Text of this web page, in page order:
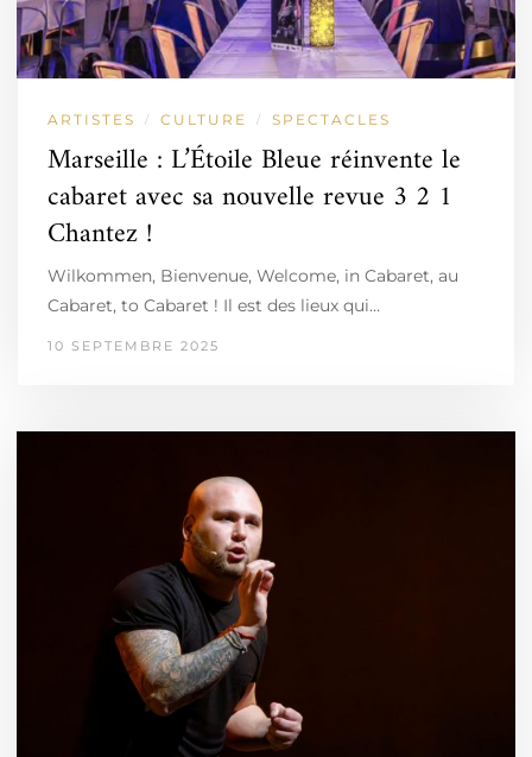
ARTISTES / CULTURE / SPECTACLES
Marseille : L’Étoile Bleue réinvente le
cabaret avec sa nouvelle revue 3 2 1
Chantez !
Wilkommen, Bienvenue, Welcome, in Cabaret, au
Cabaret, to Cabaret ! Il est des lieux qui…
10 SEPTEMBRE 2025